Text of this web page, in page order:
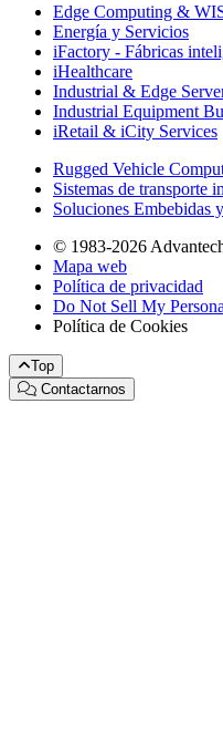
Edge Computing &
Energía y Servicios
iFactory - Fábricas
iHealthcare
Industrial & Edge
Industrial Equipment
iRetail & iCity Services
Rugged Vehicle
Sistemas de transporte
Soluciones Embebidas
© 1983-2026
Mapa web
Política de privacidad
Do Not Sell My
Política de Cookies
Top
Contactarnos